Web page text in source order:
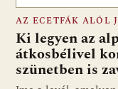
AZ ECETFÁK ALÓL
Ki legyen az
átkosbélivel
szünetben is